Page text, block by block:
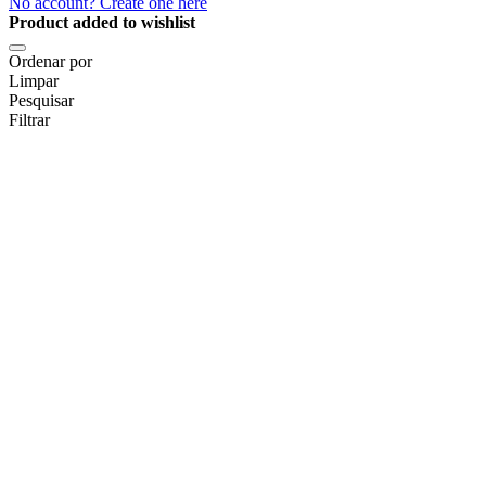
Product added to wishlist
Ordenar por
Limpar
Pesquisar
Filtrar